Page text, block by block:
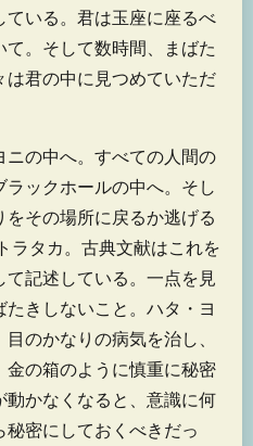
いる。君は玉座に座るべ
。そして数時間、まばた
は君の中に見つめていただ
の中へ。すべての人間の
ックホールの中へ。そし
その場所に戻るか逃げる
ラタカ。古典文献はこれを
記述している。一点を見
きしないこと。ハタ・ヨ
のかなりの病気を治し、
の箱のように慎重に秘密
かなくなると、意識に何
密にしておくべきだっ